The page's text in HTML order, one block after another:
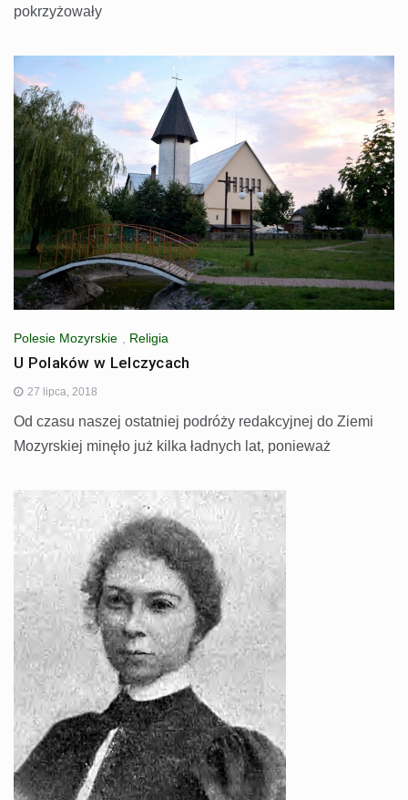
pokrzyżowały
Polesie Mozyrskie , Religia
U Polaków w Lelczycach
27 lipca, 2018
Od czasu naszej ostatniej podróży redakcyjnej do Ziemi
Mozyrskiej minęło już kilka ładnych lat, ponieważ